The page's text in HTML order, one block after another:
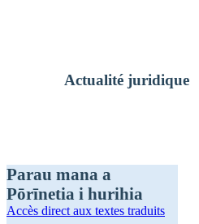
Actualité juridique
Parau mana a
Pōrīnetia i hurihia
Accès direct aux textes traduits